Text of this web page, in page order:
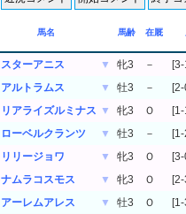
馬名
馬齢 在厩
スターアニス ▼ 牝3 －
アルトラムス ▼ 牡3 －
リアライズルミナス ▼ 牝3 Ｏ
ローベルクランツ ▼ 牡3 －
リリージョワ ▼ 牝3 Ｏ
ナムラコスモス ▼ 牝3 Ｏ
アーレムアレス ▼ 牡3 Ｏ